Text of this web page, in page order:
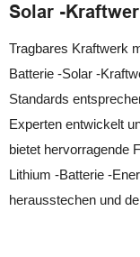
Solar -
Tragbares Kraftwerk
Batterie -Solar -
Standards
Experten entwickelt
bietet hervorragende
Lithium -Batterie -
herausstechen und